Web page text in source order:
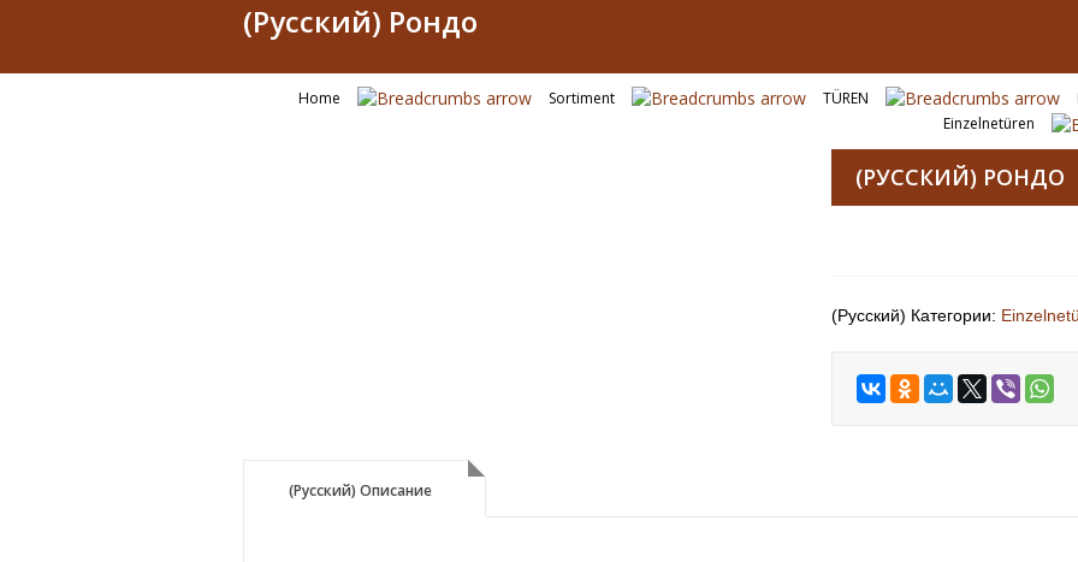
(Русский) Рондо
Home Sortiment TÜREN
Einzelnetüren
(РУССКИЙ) РОНДО
(Русский) Категории:
(Русский) Описание
(Русский) Описание